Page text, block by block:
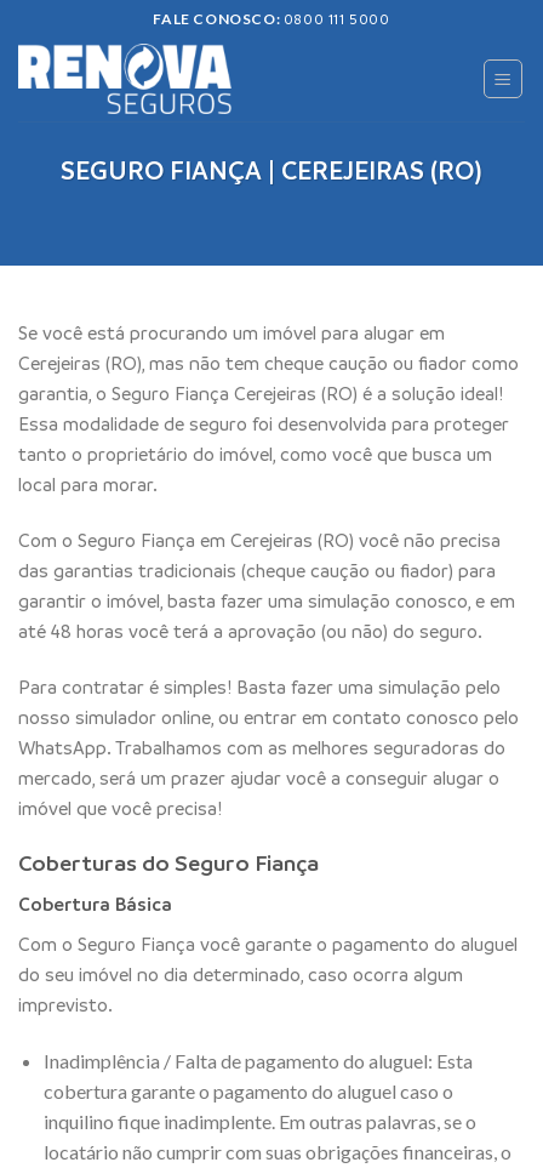
to
content
FALE CONOSCO: 0800 111 5000
SEGURO FIANÇA | CEREJEIRAS (RO)
Se você está procurando um imóvel para alugar em
Cerejeiras (RO), mas não tem cheque caução ou fiador como
garantia, o Seguro Fiança Cerejeiras (RO) é a solução ideal!
Essa modalidade de seguro foi desenvolvida para proteger
tanto o proprietário do imóvel, como você que busca um
local para morar.
Com o Seguro Fiança em Cerejeiras (RO) você não precisa
das garantias tradicionais (cheque caução ou fiador) para
garantir o imóvel, basta fazer uma simulação conosco, e em
até 48 horas você terá a aprovação (ou não) do seguro.
Para contratar é simples! Basta fazer uma simulação pelo
nosso simulador online, ou entrar em contato conosco pelo
WhatsApp. Trabalhamos com as melhores seguradoras do
mercado, será um prazer ajudar você a conseguir alugar o
imóvel que você precisa!
Coberturas do Seguro Fiança
Cobertura Básica
Com o Seguro Fiança você garante o pagamento do aluguel
do seu imóvel no dia determinado, caso ocorra algum
imprevisto.
Inadimplência / Falta de pagamento do aluguel: Esta
cobertura garante o pagamento do aluguel caso o
inquilino fique inadimplente. Em outras palavras, se o
locatário não cumprir com suas obrigações financeiras, o